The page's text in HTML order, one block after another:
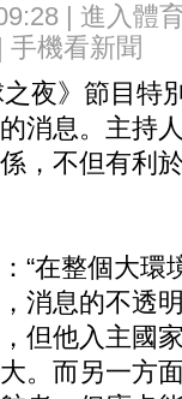
| 進入體
手機看新聞
》節目特
消息。主持
，不但有利
在整個大環
消息的不透
但他入主國
。而另一方